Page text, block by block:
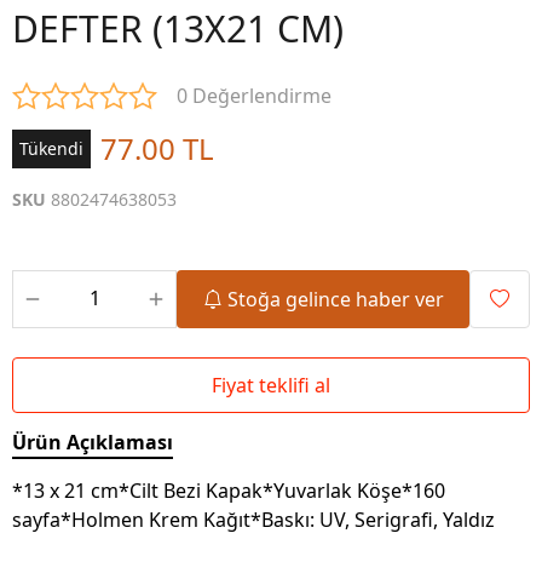
DEFTER (13X21 CM)
0 Değerlendirme
Tükendi 77.00 TL
SKU 8802474638053
Stoğa gelince haber ver
Fiyat teklifi al
Ürün Açıklaması
*13 x 21 cm*Cilt Bezi Kapak*Yuvarlak Köşe*160
sayfa*Holmen Krem Kağıt*Baskı: UV, Serigrafi, Yaldız